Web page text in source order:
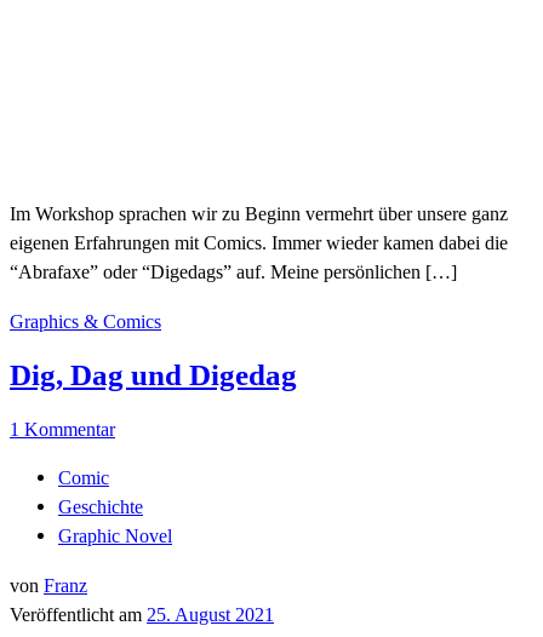
Im Workshop sprachen wir zu Beginn vermehrt über unsere ganz
eigenen Erfahrungen mit Comics. Immer wieder kamen dabei die
“Abrafaxe” oder “Digedags” auf. Meine persönlichen […]
Graphics & Comics
Dig, Dag und Digedag
1 Kommentar
Comic
Geschichte
Graphic Novel
von Franz
Veröffentlicht am 25. August 2021